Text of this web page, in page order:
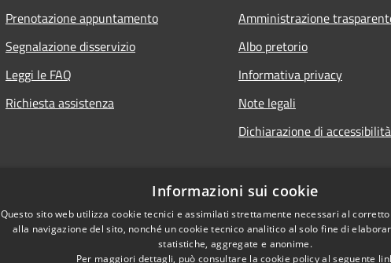
Prenotazione appuntamento
Segnalazione disservizio
Leggi le FAQ
Richiesta assistenza
Amministrazione
Albo pretorio
Informativa privacy
Note legali
Dichiarazione di accessibilità
Informazioni sui cookie
Questo sito web utilizza cookie tecnici e assimilati strettamente necessari al
alla navigazione del sito, nonché un cookie tecnico analitico al solo fine di
statistiche, aggregate e anonime.
Per maggiori dettagli, può consultare la cookie policy al seguente